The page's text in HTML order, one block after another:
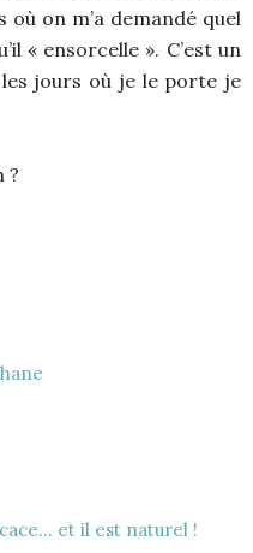
on m’a demandé quel
« ensorcelle ». C’est un
les jours où je le porte je
?
et il est naturel !